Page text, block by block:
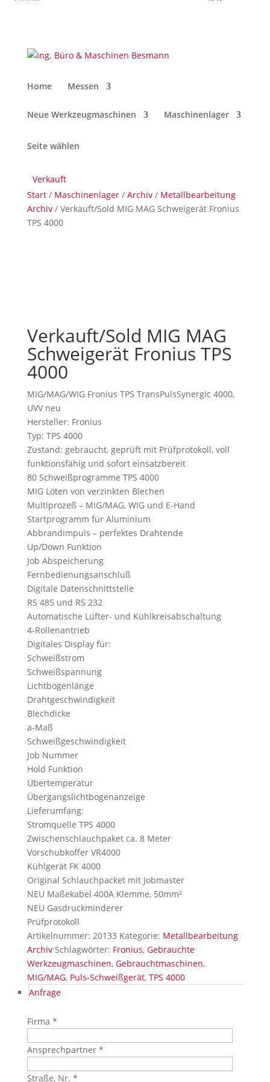
Home Messen
Neue Werkzeugmaschinen Maschinenlager
Seite wählen
Start/ Maschinenlager/ Archiv/ Metallbearbeitung
Archiv/ Verkauft/Sold MIG MAG Schweigerät Fronius
TPS 4000
Verkauft/Sold MIG MAG
Schweigerät Fronius TPS
4000
MIG/MAG/WIG Fronius TPS TransPulsSynergic 4000,
UVV neu
Hersteller: Fronius
Typ: TPS 4000
Zustand: gebraucht, geprüft mit Prüfprotokoll, voll
funktionsfähig und sofort einsatzbereit
80 Schweißprogramme TPS 4000
MIG Löten von verzinkten Blechen
Multiprozeß – MIG/MAG, WIG und E-Hand
Startprogramm für Aluminium
Abbrandimpuls – perfektes Drahtende
Up/Down Funktion
Job Abspeicherung
Fernbedienungsanschluß
Digitale Datenschnittstelle
RS 485 und RS 232
Automatische Lüfter- und Kühlkreisabschaltung
4-Rollenantrieb
Digitales Display für:
Schweißstrom
Schweißspannung
Lichtbogenlänge
Drahtgeschwindigkeit
Blechdicke
a-Maß
Schweißgeschwindigkeit
Job Nummer
Hold Funktion
Übertemperatur
Übergangslichtbogenanzeige
Lieferumfang:
Stromquelle TPS 4000
Zwischenschlauchpaket ca. 8 Meter
Vorschubkoffer VR4000
Kühlgerät FK 4000
Original Schlauchpacket mit Jobmaster
NEU Maßekabel 400A Klemme, 50mm²
NEU Gasdruckminderer
Prüfprotokoll
Verkauft
Artikelnummer: 20133 Kategorie: Metallbearbeitung
Archiv Schlagwörter: Fronius, Gebrauchte
Werkzeugmaschinen, Gebrauchtmaschinen,
MIG/MAG, Puls-Schweißgerät, TPS 4000
Anfrage
Firma *
Ansprechpartner *
Straße, Nr. *